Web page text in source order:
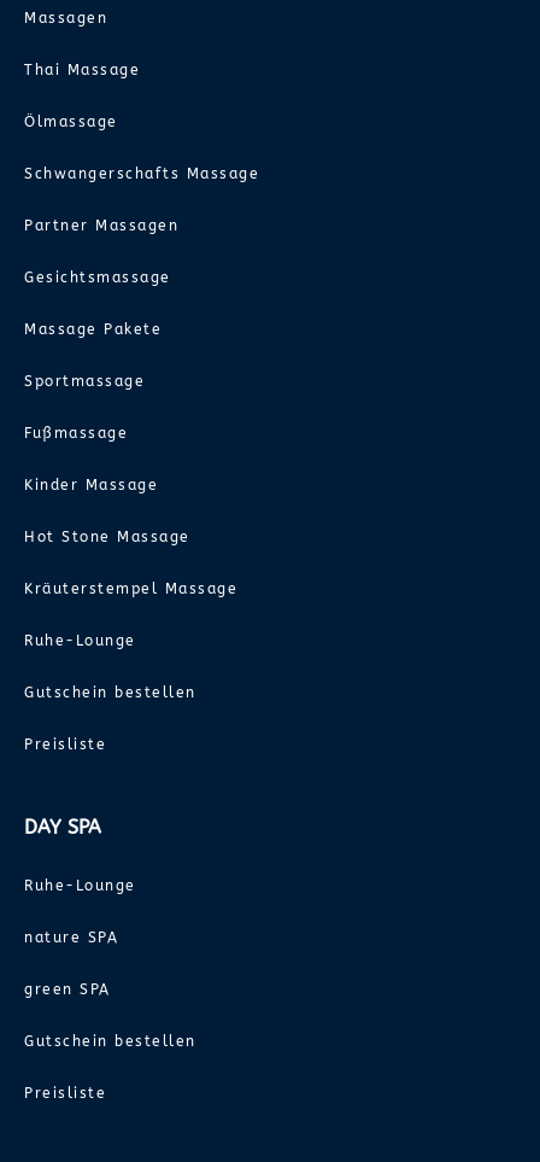
Massagen
Thai Massage
Ölmassage
Schwangerschafts Massage
Partner Massagen
Gesichtsmassage
Massage Pakete
Sportmassage
Fußmassage
Kinder Massage
Hot Stone Massage
Kräuterstempel Massage
Ruhe-Lounge
Gutschein bestellen
Preisliste
DAY SPA
Ruhe-Lounge
nature SPA
green SPA
Gutschein bestellen
Preisliste